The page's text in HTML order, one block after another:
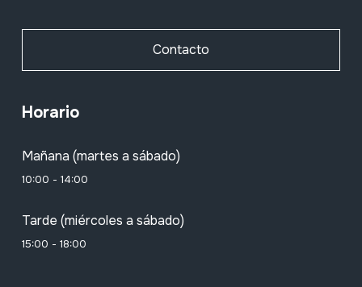
Contacto
Horario
Mañana (martes a sábado)
10:00 - 14:00
Tarde (miércoles a sábado)
15:00 - 18:00